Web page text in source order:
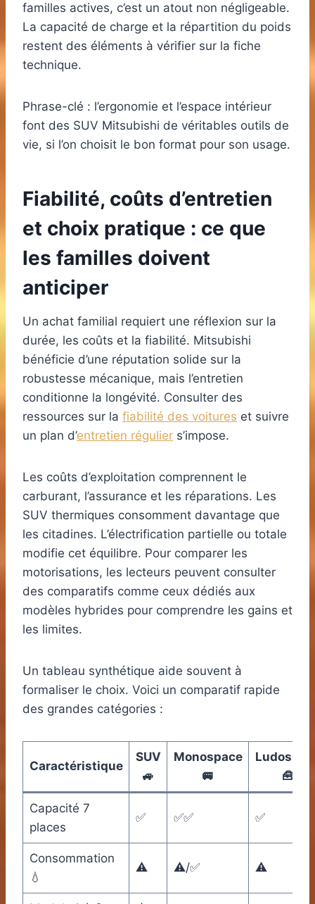
familles actives, c’est un atout non négligeable.
La capacité de charge et la répartition du poids
restent des éléments à vérifier sur la fiche
technique.
Phrase-clé : l’ergonomie et l’espace intérieur
font des SUV Mitsubishi de véritables outils de
vie, si l’on choisit le bon format pour son usage.
Fiabilité, coûts d’entretien
et choix pratique : ce que
les familles doivent
anticiper
Un achat familial requiert une réflexion sur la
durée, les coûts et la fiabilité. Mitsubishi
bénéficie d’une réputation solide sur la
robustesse mécanique, mais l’entretien
conditionne la longévité. Consulter des
ressources sur la fiabilité des voitures et suivre
un plan d’entretien régulier s’impose.
Les coûts d’exploitation comprennent le
carburant, l’assurance et les réparations. Les
SUV thermiques consomment davantage que
les citadines. L’électrification partielle ou totale
modifie cet équilibre. Pour comparer les
motorisations, les lecteurs peuvent consulter
des comparatifs comme ceux dédiés aux
modèles hybrides pour comprendre les gains et
les limites.
Un tableau synthétique aide souvent à
formaliser le choix. Voici un comparatif rapide
des grandes catégories :
Caractéristique
SUV
🚙
Monospace
🚐
🧰
Capacité 7
places
✅ ✅✅ ✅
Consommation
💧
⚠️ ⚠️/✅ ⚠️